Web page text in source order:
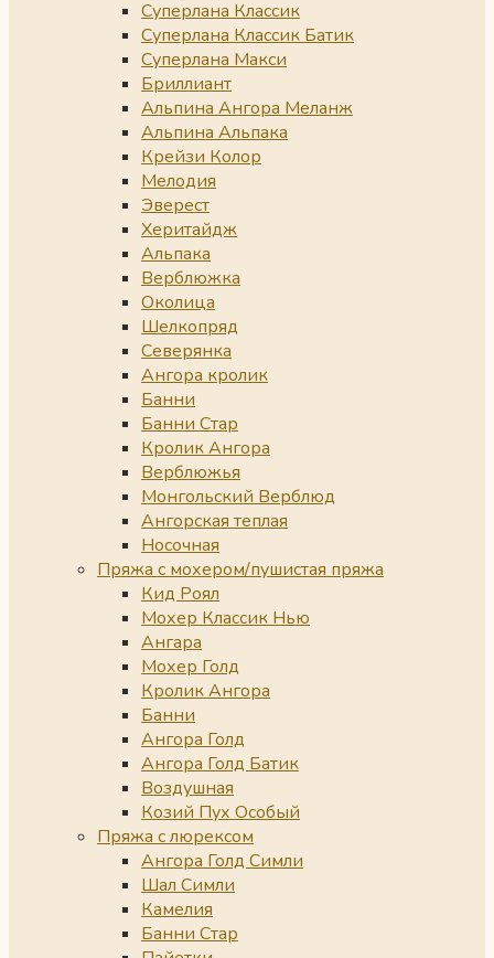
Суперлана Классик
Суперлана Классик Батик
Суперлана Макси
Бриллиант
Альпина Ангора Меланж
Альпина Альпака
Крейзи Колор
Мелодия
Эверест
Херитайдж
Альпака
Верблюжка
Околица
Шелкопряд
Северянка
Ангора кролик
Банни
Банни Стар
Кролик Ангора
Верблюжья
Монгольский Верблюд
Ангорская теплая
Носочная
Пряжа с мохером/пушистая пряжа
Кид Роял
Мохер Классик Нью
Ангара
Мохер Голд
Кролик Ангора
Банни
Ангора Голд
Ангора Голд Батик
Воздушная
Козий Пух Особый
Пряжа с люрексом
Ангора Голд Симли
Шал Симли
Камелия
Банни Стар